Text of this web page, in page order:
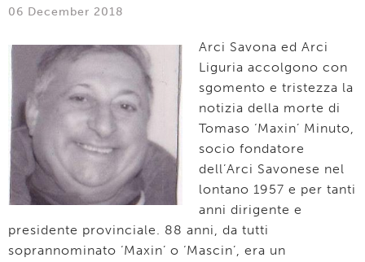
06 December 2018
Arci Savona ed Arci
Liguria accolgono con
sgomento e tristezza la
notizia della morte di
Tomaso ‘Maxin’ Minuto,
socio fondatore
dell’Arci Savonese nel
lontano 1957 e per tanti
anni dirigente e
presidente provinciale. 88 anni, da tutti
soprannominato ‘Maxin’ o ‘Mascin’, era un